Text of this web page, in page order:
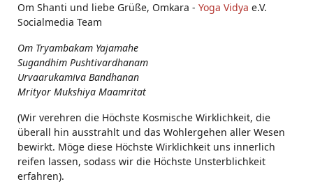
Om Shanti und liebe Grüße, Omkara - Yoga Vidya e.V.
Socialmedia Team
Om Tryambakam Yajamahe
Sugandhim Pushtivardhanam
Urvaarukamiva Bandhanan
Mrityor Mukshiya Maamritat
(Wir verehren die Höchste Kosmische Wirklichkeit, die
überall hin ausstrahlt und das Wohlergehen aller Wesen
bewirkt. Möge diese Höchste Wirklichkeit uns innerlich
reifen lassen, sodass wir die Höchste Unsterblichkeit
erfahren).